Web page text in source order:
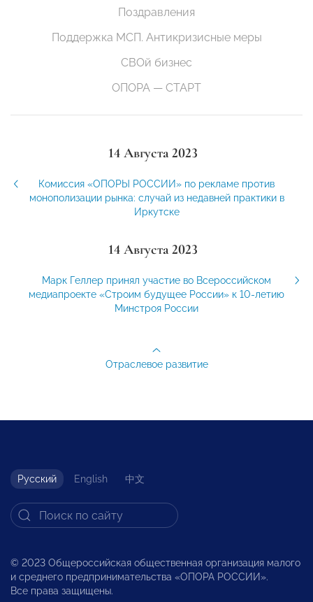
Поздравления
Поддержка МСП. Антикризисные меры
СВОй бизнес
ОПОРА — СТАРТ
14 Августа 2023
Комиссия «ОПОРЫ РОССИИ» по рекламе против
монополизации рынка: случай из недавней практики в
Иркутске
14 Августа 2023
Марк Геллер принял участие во Всероссийском
медиапроекте «Строим будущее России» к 10-летию
Минстроя России
Отраслевое развитие
Русский English 中文
© 2023 Общероссийская общественная организация малого
и среднего предпринимательства «ОПОРА РОССИИ».
Все права защищены.